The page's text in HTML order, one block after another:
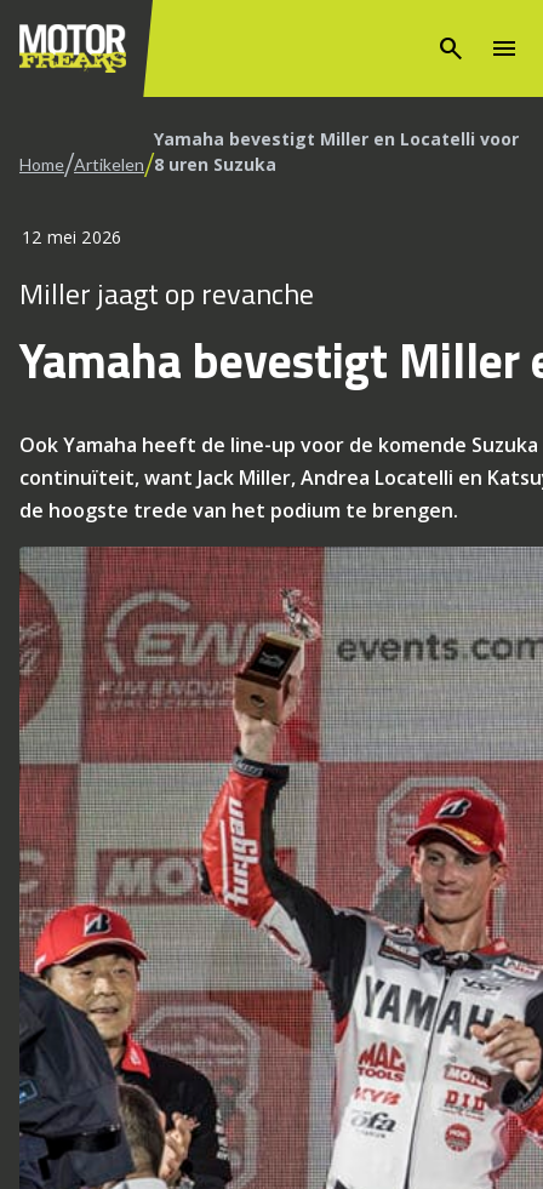
search menu
Home/Artikelen/Yamaha bevestigt Miller en Locatelli voor
8 uren Suzuka
12 mei 2026
Miller jaagt op revanche
Yamaha bevestigt Miller
Ook Yamaha heeft de line-up voor de komende
continuïteit, want Jack Miller, Andrea Locatelli en
de hoogste trede van het podium te brengen.